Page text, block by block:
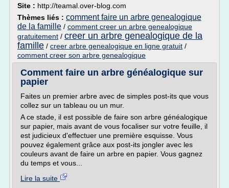
Site : http://teamal.over-blog.com
Thèmes liés : comment faire un arbre genealogique
de la famille / comment creer un arbre genealogique
gratuitement / creer un arbre genealogique de la
famille / creer arbre genealogique en ligne gratuit /
comment creer son arbre genealogique
Comment faire un arbre généalogique sur
papier
Faites un premier arbre avec de simples post-its que vous
collez sur un tableau ou un mur.
A ce stade, il est possible de faire son arbre généalogique
sur papier, mais avant de vous focaliser sur votre feuille, il
est judicieux d'effectuer une première esquisse. Vous
pouvez également grâce aux post-its jongler avec les
couleurs avant de faire un arbre en papier. Vous gagnez
du temps et vous...
Lire la suite